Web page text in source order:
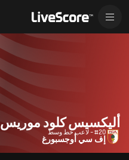
أليكسيس كلود موريس
#20 - لاعب خط وسط
إف سي أوجسبورغ